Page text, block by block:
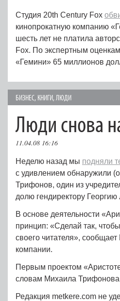
Студия 20th Century Fox
кинопрокатную компанию
шесть лет не платила
Fox. По экспертным
«Гемини» 65 миллионов
БИЗНЕС, КНИГИ,ЛЮДИ
Люди снова
11.04.08 16:16
Неделю назад мы подняли
с удивлением обнаружили
Трифонов, один из
долю гендиректору
В основе деятельности
принцип: «Сделай так,
своего читателя»,
компании.
Первым проектом
словам Михаила
Редакция metkere.com не